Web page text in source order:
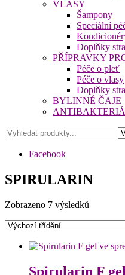
VLASY
Šampony
Speciální
Doplňky
PŘÍPRAVKY
Péče o pleť
Péče o vlasy
Doplňky
BYLINNÉ ČAJE
Facebook
SPIRULARIN
Zobrazeno 7 výsledků
Spirularin F